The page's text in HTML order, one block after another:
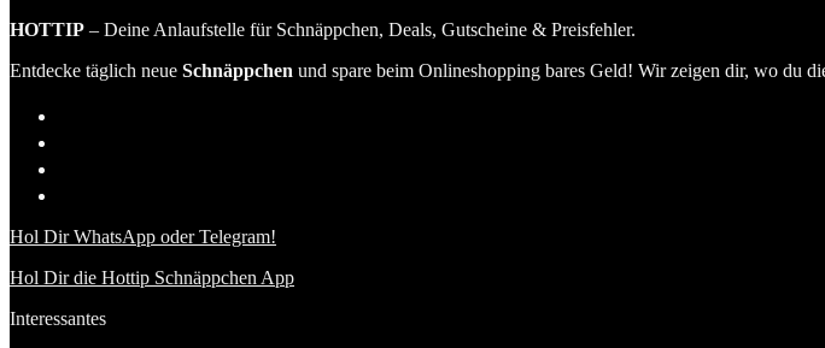
HOTTIP – Deine Anlaufstelle für Schnäppchen, Deals, Gutscheine & Preisfehler.
Entdecke täglich neue Schnäppchen und spare beim Onlineshopping bares Geld! Wir zeigen dir, wo du
Hol Dir WhatsApp oder Telegram!
Hol Dir die Hottip Schnäppchen App
Interessantes